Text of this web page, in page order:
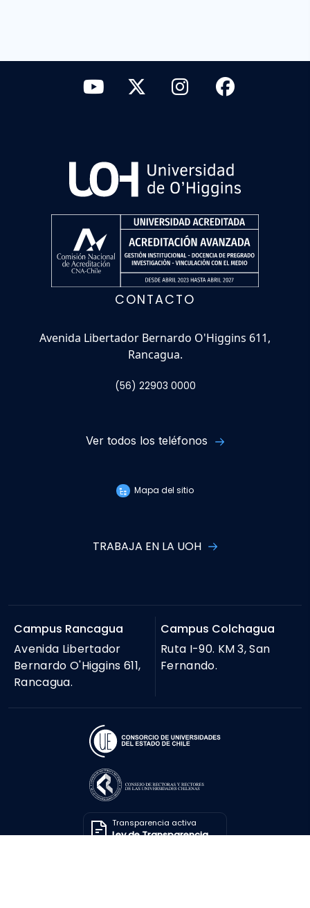
CONTACTO
Avenida Libertador Bernardo O'Higgins 611,
Rancagua.
(56) 22903 0000
Ver todos los teléfonos
Mapa del sitio
TRABAJA EN LA UOH
Campus Rancagua
Avenida Libertador
Bernardo O'Higgins 611,
Rancagua.
Campus Colchagua
Ruta I-90. KM 3, San
Fernando.
Transparencia activa
Ley de Transparencia